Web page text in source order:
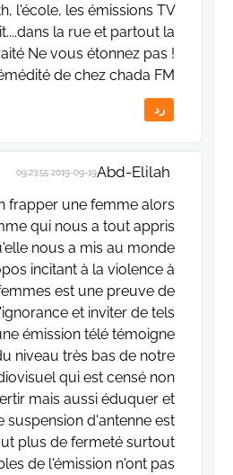
l'école, les émissions TV
la rue et partout la
Ne vous étonnez pas !
de chez chada FM
رد
Abd-Elilah
2019-09-19 09:23:55
frapper une femme alors
qui nous a tout appris
nous a mis au monde
incitant à la violence à
est une preuve de
et inviter de tels
émission télé témoigne
niveau très bas de notre
qui est censé non
mais aussi éduquer et
suspension d'antenne est
plus de fermeté surtout
de l'émission n'ont pas